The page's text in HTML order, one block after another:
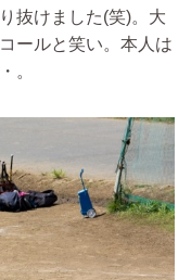
抜けました(笑)。大
ールと笑い。本人は
。